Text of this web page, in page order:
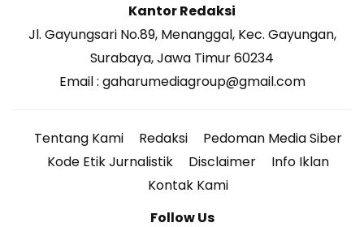
Kantor Redaksi
Jl. Gayungsari No.89, Menanggal, Kec. Gayungan,
Surabaya, Jawa Timur 60234
Email : gaharumediagroup@gmail.com
Tentang Kami Redaksi
Pedoman Media Siber
Kode Etik Jurnalistik
Disclaimer
Info Iklan
Kontak Kami
Follow Us